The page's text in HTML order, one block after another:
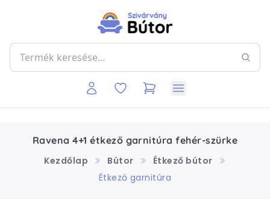
Ravena 4+1 étkező garnitúra fehér-szürke
Kezdőlap
Bútor
Étkező bútor
Étkező garnitúra